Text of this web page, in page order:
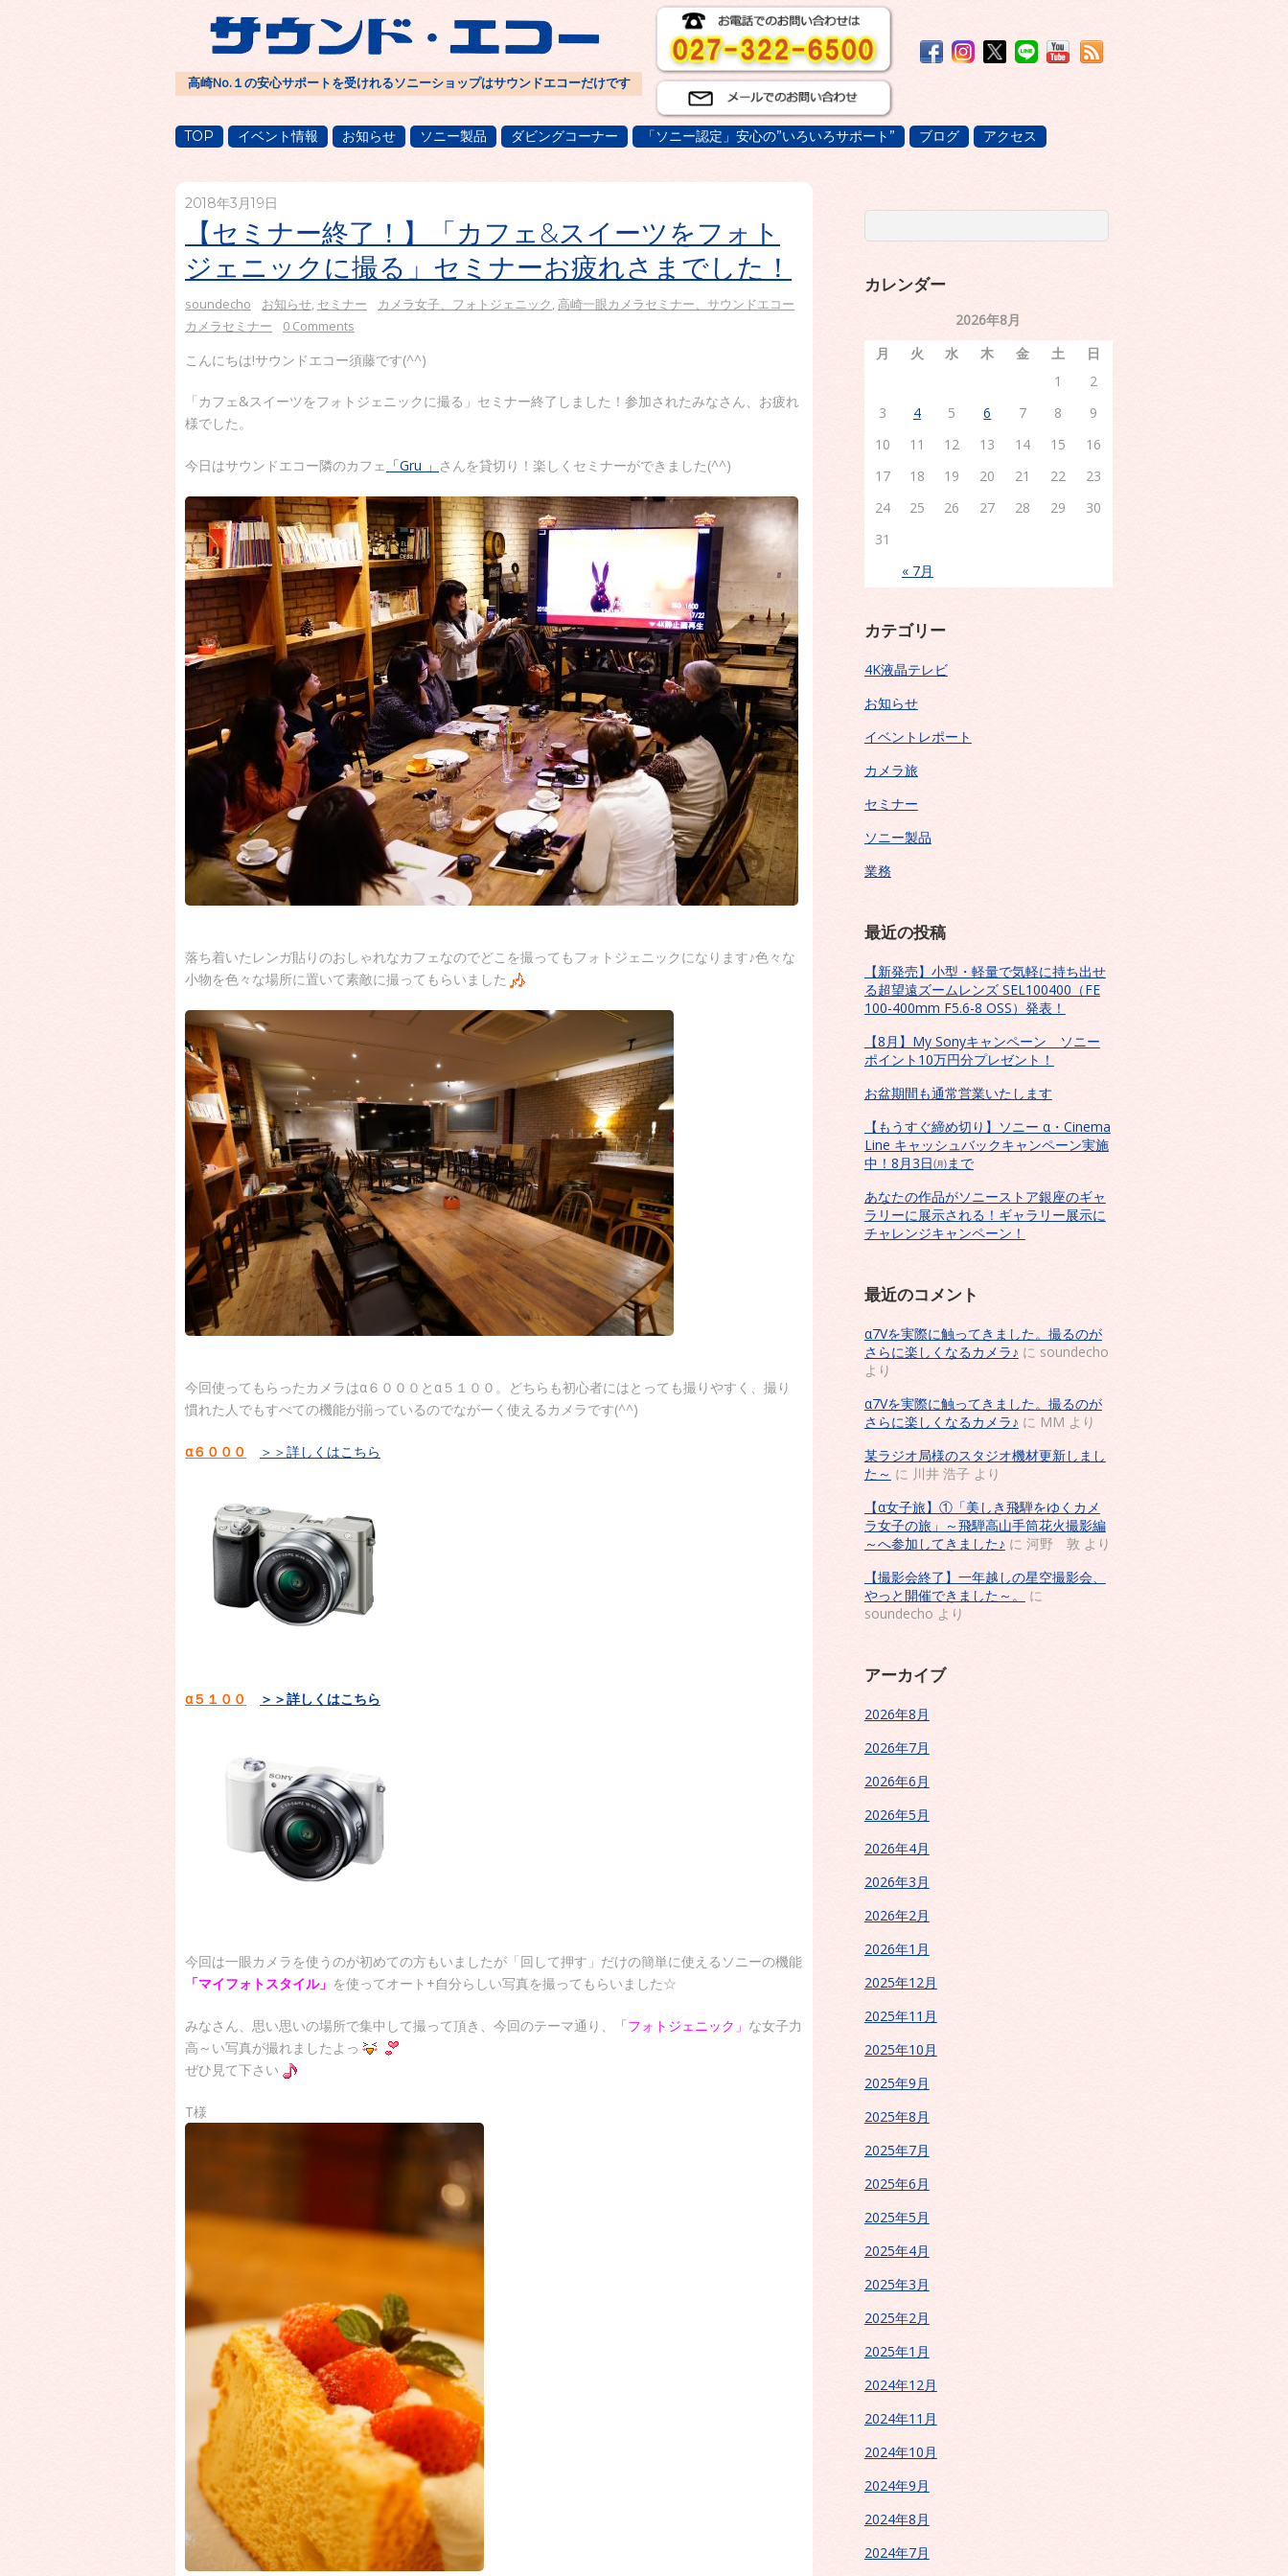
高崎No.１の安心サポートを受けれるソニーショップはサウンドエコーだけです
TOP イベント情報 お知らせ ソニー製品 ダビングコーナー 「ソニー認定」安心の”いろいろサポート” ブログ アクセス
2018年3月19日
【セミナー終了！】「カフェ&スイーツをフォト
ジェニックに撮る」セミナーお疲れさまでした！
soundecho お知らせ セミナー カメラ女子、フォトジェニック 高崎一眼カメラセミナー、サウンドエコー
カメラセミナー
0 Comments
こんにちは!サウンドエコー須藤です(^^)
「カフェ&スイーツをフォトジェニックに撮る」セミナー終了しました！参加されたみなさん、お疲れ
様でした。
今日はサウンドエコー隣のカフェ 「Gru 」 さんを貸切り！楽しくセミナーができました(^^)
落ち着いたレンガ貼りのおしゃれなカフェなのでどこを撮ってもフォトジェニックになります♪色々な
小物を色々な場所に置いて素敵に撮ってもらいました
今回使ってもらったカメラはα６０００とα５１００。どちらも初心者にはとっても撮りやすく、撮り
慣れた人でもすべての機能が揃っているのでながーく使えるカメラです(^^)
α６０００ ＞＞詳しくはこちら
α５１００ ＞＞詳しくはこちら
今回は一眼カメラを使うのが初めての方もいましたが「回して押す」だけの簡単に使えるソニーの機能
「マイフォトスタイル」 を使ってオート+自分らしい写真を撮ってもらいました☆
みなさん、思い思いの場所で集中して撮って頂き、今回のテーマ通り、 「フォトジェニック」 な女子力
高～い写真が撮れましたよっ
ぜひ見て下さい
T様
カレンダー
2026年8月
月
火 水 木 金 土 日
« 7月
1
2
3
4 5 6 7 8
9
10
11 12 13 14 15
16
17
18 19 20 21 22
23
24
25 26 27 28 29
30
31
カテゴリー
4K液晶テレビ
お知らせ
イベントレポート
カメラ旅
セミナー
ソニー製品
業務
最近の投稿
【新発売】小型・軽量で気軽に持ち出せ
る超望遠ズームレンズ SEL100400（FE
100-400mm F5.6-8 OSS）発表！
【8月】My Sonyキャンペーン ソニー
ポイント10万円分プレゼント！
お盆期間も通常営業いたします
【もうすぐ締め切り】ソニー α・Cinema
Line キャッシュバックキャンペーン実施
中！8月3日㈪まで
あなたの作品がソニーストア銀座のギャ
ラリーに展示される！ギャラリー展示に
チャレンジキャンペーン！
最近のコメント
α7Vを実際に触ってきました。撮るのが
さらに楽しくなるカメラ♪ に soundecho
より
α7Vを実際に触ってきました。撮るのが
さらに楽しくなるカメラ♪ に MM より
某ラジオ局様のスタジオ機材更新しまし
た～ に 川井 浩子 より
【α女子旅】①「美しき飛騨をゆくカメ
ラ女子の旅」～飛騨高山手筒花火撮影編
～へ参加してきました♪ に 河野 敦 より
【撮影会終了】一年越しの星空撮影会、
やっと開催できました～。
に
soundecho より
アーカイブ
2026年8月
2026年7月
2026年6月
2026年5月
2026年4月
2026年3月
2026年2月
2026年1月
2025年12月
2025年11月
2025年10月
2025年9月
2025年8月
2025年7月
2025年6月
2025年5月
2025年4月
2025年3月
2025年2月
2025年1月
2024年12月
2024年11月
2024年10月
2024年9月
2024年8月
2024年7月